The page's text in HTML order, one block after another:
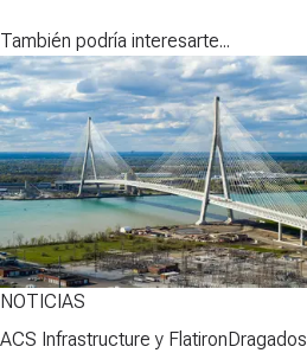
También podría interesarte...
NOTICIAS
ACS Infrastructure y FlatironDragados